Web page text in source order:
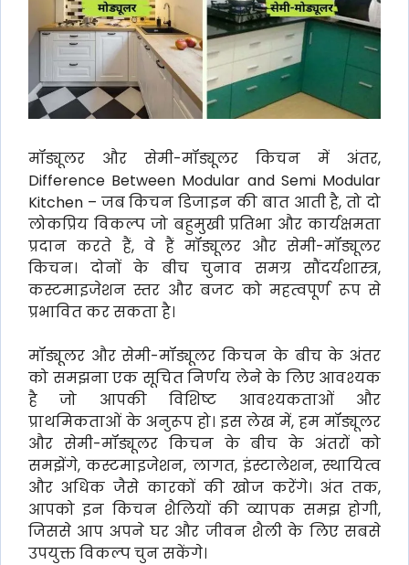
मॉड्यूलर और सेमी-मॉड्यूलर किचन में अंतर,
Difference Between Modular and Semi Modular
Kitchen – जब किचन डिजाइन की बात आती है, तो दो
लोकप्रिय विकल्प जो बहुमुखी प्रतिभा और कार्यक्षमता
प्रदान करते हैं, वे हैं मॉड्यूलर और सेमी-मॉड्यूलर
किचन। दोनों के बीच चुनाव समग्र सौंदर्यशास्त्र,
कस्टमाइजेशन स्तर और बजट को महत्वपूर्ण रूप से
प्रभावित कर सकता है।
मॉड्यूलर और सेमी-मॉड्यूलर किचन के बीच के अंतर
को समझना एक सूचित निर्णय लेने के लिए आवश्यक
है जो आपकी विशिष्ट आवश्यकताओं और
प्राथमिकताओं के अनुरूप हो। इस लेख में, हम मॉड्यूलर
और सेमी-मॉड्यूलर किचन के बीच के अंतरों को
समझेंगे, कस्टमाइजेशन, लागत, इंस्टालेशन, स्थायित्व
और अधिक जैसे कारकों की खोज करेंगे। अंत तक,
आपको इन किचन शैलियों की व्यापक समझ होगी,
जिससे आप अपने घर और जीवन शैली के लिए सबसे
उपयुक्त विकल्प चुन सकेंगे।